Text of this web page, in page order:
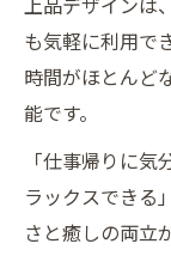
も気軽に利用で
時間がほとんど
能です。
「仕事帰りに
ラックスできる
さと癒しの両立